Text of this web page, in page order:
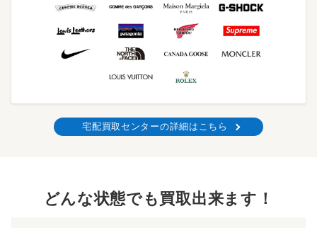
宅配買取センターの詳細はこちら
どんな状態でも買取出来ます！